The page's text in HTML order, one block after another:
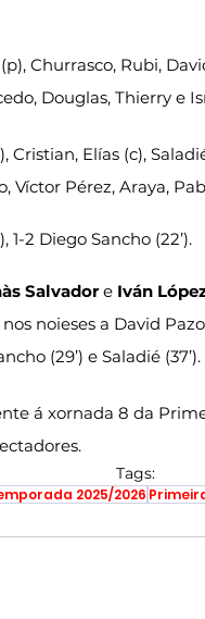
Churrasco, Rubi,
Douglas, Thierry e
Cristian, Elías (c),
Víctor Pérez, Araya,
1-2 Diego Sancho (22’).
Salvador e Iván
noieses a David Pazos
(29’) e Saladié (37’).
á xornada 8 da
Tags:
2025/2026